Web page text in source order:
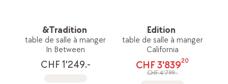
&Tradition
table de salle à manger
In Between
CHF 1'249.-
Edition
table de salle à manger
California
CHF 3'83920
CHF 4'799.-